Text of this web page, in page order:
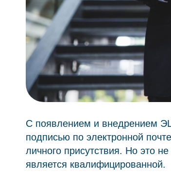
С появлением и внедрением
подписью по электронной
личного присутствия. Но это
является квалифицированной.